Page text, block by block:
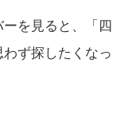
を見ると、「四
ず探したくなっ